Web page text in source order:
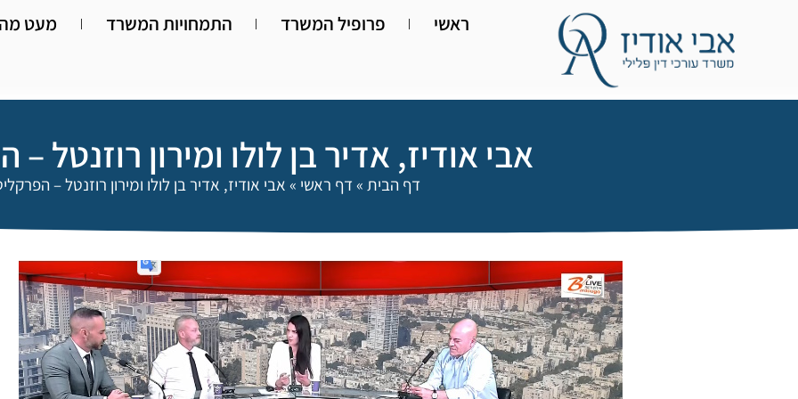
ראשי פרופיל המשרד התמחויות המשרד מעט
אבי אודיז, אדיר בן לולו ומירון רוזנטל
דף הבית » דף ראשי » אבי אודיז, אדיר בן לולו ומירון רוזנטל –